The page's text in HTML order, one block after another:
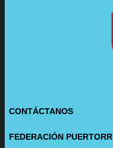
CONTÁCTANOS
FEDERACIÓN